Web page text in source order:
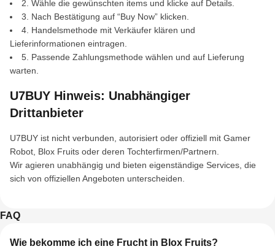
2. Wähle die gewünschten items und klicke auf Details.
3. Nach Bestätigung auf “Buy Now” klicken.
4. Handelsmethode mit Verkäufer klären und
Lieferinformationen eintragen.
5. Passende Zahlungsmethode wählen und auf Lieferung
warten.
U7BUY Hinweis: Unabhängiger
Drittanbieter
U7BUY ist nicht verbunden, autorisiert oder offiziell mit Gamer
Robot, Blox Fruits oder deren Tochterfirmen/Partnern.
Wir agieren unabhängig und bieten eigenständige Services, die
sich von offiziellen Angeboten unterscheiden.
FAQ
Wie bekomme ich eine Frucht in Blox Fruits?